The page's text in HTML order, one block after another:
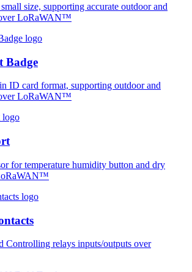
size, supporting accurate outdoor and
LoRaWAN™
Badge
ID card format, supporting outdoor and
LoRaWAN™
for temperature humidity button and dry
Controlling relays inputs/outputs over